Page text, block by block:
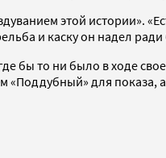
этой истории».
и каску он надел
бы то ни было в ходе
для показа,